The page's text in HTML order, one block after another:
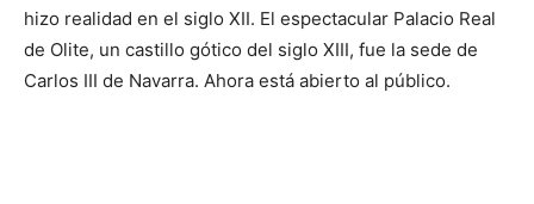
hizo realidad en el siglo XII. El espectacular Palacio Real
de Olite, un castillo gótico del siglo XIII, fue la sede de
Carlos III de Navarra. Ahora está abierto al público.